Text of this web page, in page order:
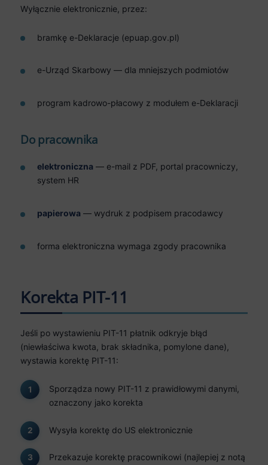
Wyłącznie elektronicznie, przez:
bramkę e-Deklaracje (epuap.gov.pl)
e-Urząd Skarbowy — dla mniejszych podmiotów
program kadrowo-płacowy z modułem e-Deklaracji
Do pracownika
elektroniczna — e-mail z PDF, portal pracowniczy,
system HR
papierowa — wydruk z podpisem pracodawcy
forma elektroniczna wymaga zgody pracownika
Korekta PIT-11
Jeśli po wystawieniu PIT-11 płatnik odkryje błąd
(niewłaściwa kwota, brak składnika, pomylone dane),
wystawia korektę PIT-11:
Sporządza nowy PIT-11 z prawidłowymi danymi,
oznaczony jako korekta
Wysyła korektę do US elektronicznie
Przekazuje korektę pracownikowi (najlepiej z notą